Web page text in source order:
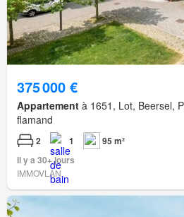
375 000 €
Appartement à 1651, Lot, Beersel,
flamand
2 1
95 m²
Il y a 30+ jours
IMMOVLAN